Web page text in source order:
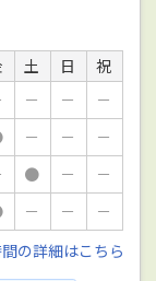
土 日
祝
－ －
－
－ －
－
● －
－
－ －
－
の詳細はこちら